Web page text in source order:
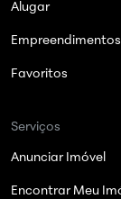
Alugar
Empreendimentos
Favoritos
Serviços
Anunciar Imóvel
Encontrar Meu